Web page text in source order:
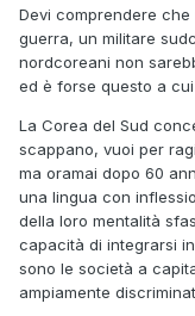
Devi comprendere
guerra, un militare
nordcoreani non
ed è forse questo a
La Corea del Sud
scappano, vuoi per
ma oramai dopo 60
una lingua con
della loro mentalità
capacità di integrarsi
sono le società a
ampiamente